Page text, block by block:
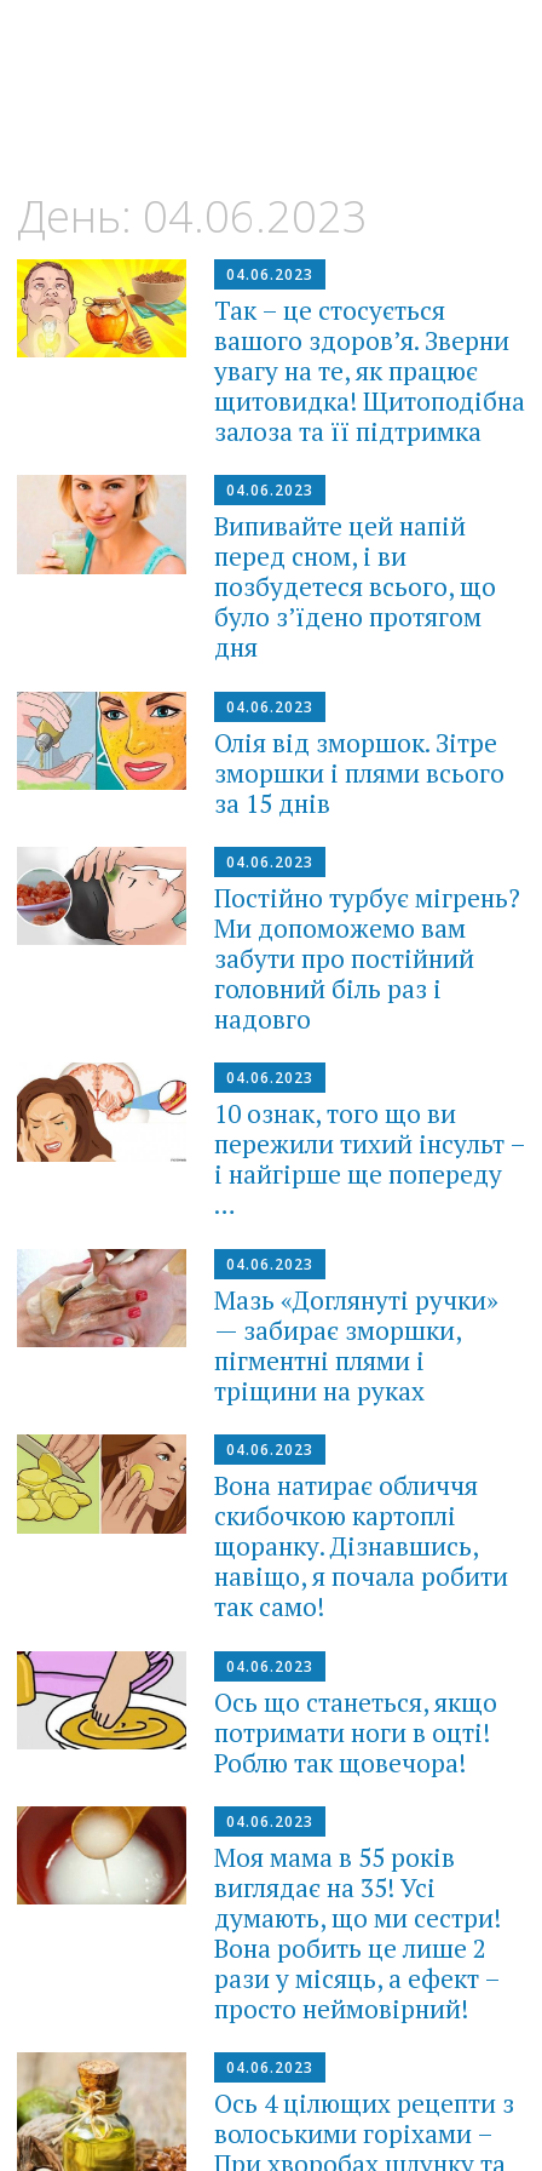
День: 04.06.2023
04.06.2023
Так – це стосується
вашого здоров’я. Зверни
увагу на те, як працює
щитовидка! Щитоподібна
залоза та її підтримка
04.06.2023
Випивайте цей напій
перед сном, і ви
позбудетеся всього, що
було з’їдено протягом
дня
04.06.2023
Олія від зморшок. Зітре
зморшки і плями всього
за 15 днів
04.06.2023
Постійно турбує мігрень?
Ми допоможемо вам
забути про постійний
головний біль раз і
надовго
04.06.2023
10 ознак, того що ви
пережили тихий інсульт –
і найгірше ще попереду
…
04.06.2023
Мазь «Доглянуті ручки»
— забирає зморшки,
пігментні плями і
тріщини на руках
04.06.2023
Вона натирає обличчя
скибочкою картоплі
щоранку. Дізнавшись,
навіщо, я почала робити
так само!
04.06.2023
Ось що станеться, якщо
потримати ноги в оцті!
Роблю так щовечора!
04.06.2023
Моя мама в 55 років
виглядає на 35! Усі
думають, що ми сестри!
Вона робить цe лише 2
рази у місяць, а ефект –
просто неймовірний!
04.06.2023
Ось 4 цілющих рецепти з
волоськими горіхами –
При хворобах шлунку та